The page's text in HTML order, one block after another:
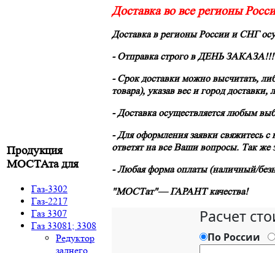
Продукция
МОСТАта для
Газ-3302
Газ-2217
Газ 3307
Газ 33081; 3308
Редуктор
заднего
Доставка во все регионы
Доставка в регионы России и СНГ
- Отправка строго вДЕНЬ ЗАКАЗА!!!
- Срок доставки можно высчитать,
товара), указав вес и город
- Доставка осуществляется любым
- Для оформления заявки свяжитесь
ответят на все Ваши вопросы. Так
- Любая форма оплаты (наличный/
"МОСТат"— ГАРАНТ качества!